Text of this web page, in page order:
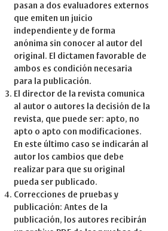
pasan a dos evaluadores externos
que emiten un juicio
independiente y de forma
anónima sin conocer al autor del
original. El dictamen favorable de
ambos es condición necesaria
para la publicación.
El director de la revista comunica
al autor o autores la decisión de la
revista, que puede ser: apto, no
apto o apto con modificaciones.
En este último caso se indicarán al
autor los cambios que debe
realizar para que su original
pueda ser publicado.
Correcciones de pruebas y
publicación: Antes de la
publicación, los autores recibirán